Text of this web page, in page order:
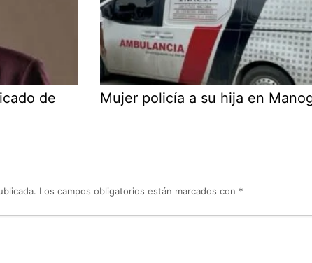
de
Mujer policía a su hija en
Los campos obligatorios están marcados con *